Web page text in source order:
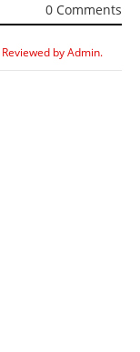
0 Comments
by Admin.